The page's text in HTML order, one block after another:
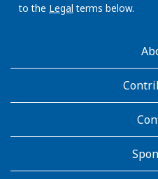
to the Legal terms below.
AboutKidsHealth